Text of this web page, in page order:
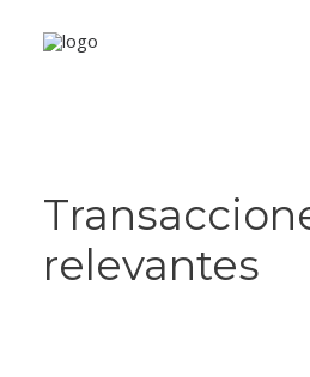
VOLVER A LA HOME
relevantes